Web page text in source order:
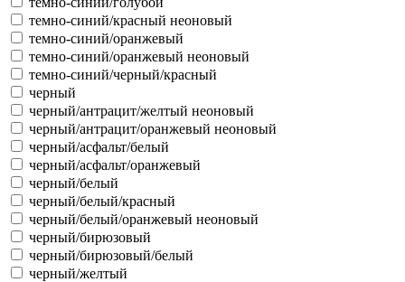
темно-синий/красный неоновый
темно-синий/оранжевый
темно-синий/оранжевый неоновый
темно-синий/черный/красный
черный
черный/антрацит/желтый неоновый
черный/антрацит/оранжевый неоновый
черный/асфальт/белый
черный/асфальт/оранжевый
черный/белый
черный/белый/красный
черный/белый/оранжевый неоновый
черный/бирюзовый
черный/бирюзовый/белый
черный/желтый